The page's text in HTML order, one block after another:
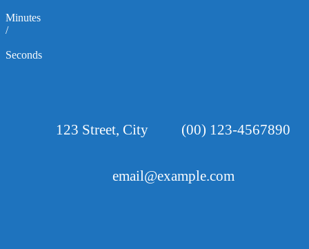
Minutes
/
Seconds
123 Street, City (00) 123-4567890
email@example.com